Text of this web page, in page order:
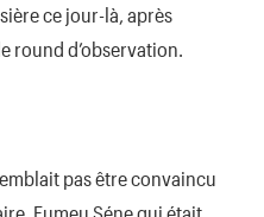
ce jour-là, après
round d’observation.
pas être convaincu
Eumeu Séne qui était